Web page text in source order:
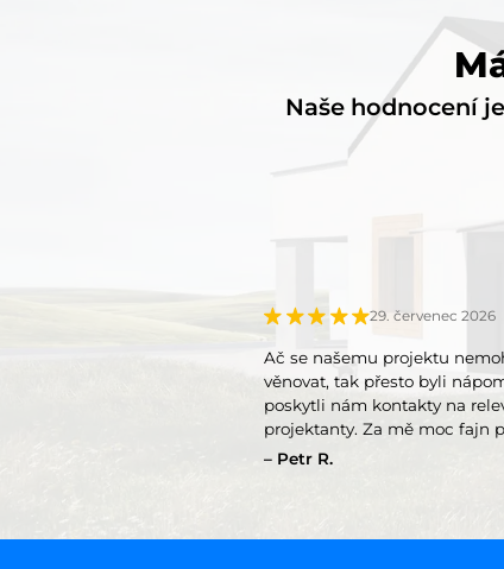
Naše hodnocení
29. červenec 2026
Ač se našemu projektu
věnovat, tak přesto byli
poskytli nám kontakty na
projektanty. Za mě moc fajn
takový přístup měli všichni.
Petr R.